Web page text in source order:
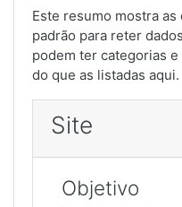
Este resumo mostra
padrão para reter
podem ter categorias
do que as listadas aqui.
Site
Objetivo